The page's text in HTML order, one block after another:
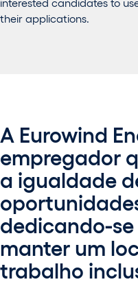
their applications.
A Eurowind
empregador
a igualdade
dedicando-
manter um
trabalho